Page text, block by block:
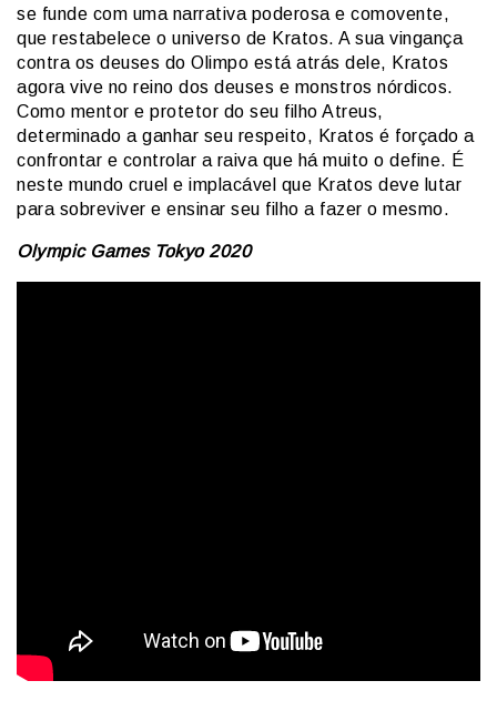
se funde com uma narrativa poderosa e comovente,
que restabelece o universo de Kratos. A sua vingança
contra os deuses do Olimpo está atrás dele, Kratos
agora vive no reino dos deuses e monstros nórdicos.
Como mentor e protetor do seu filho Atreus,
determinado a ganhar seu respeito, Kratos é forçado a
confrontar e controlar a raiva que há muito o define. É
neste mundo cruel e implacável que Kratos deve lutar
para sobreviver e ensinar seu filho a fazer o mesmo.
Olympic Games Tokyo 2020